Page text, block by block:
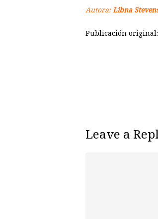
Autora:Libna
Publicación original:
Leave a